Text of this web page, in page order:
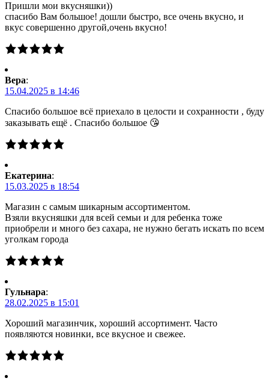
Пришли мои вкусняшки))
спасибо Вам большое! дошли быстро, все очень вкусно, и
вкус совершенно другой,очень вкусно!
Вера:
15.04.2025 в 14:46
Спасибо большое всё приехало в целости и сохранности , буду
заказывать ещё . Спасибо большое 😘
Екатерина:
15.03.2025 в 18:54
Магазин с самым шикарным ассортиментом.
Взяли вкусняшки для всей семьи и для ребенка тоже
приобрели и много без сахара, не нужно бегать искать по всем
уголкам города
Гульнара:
28.02.2025 в 15:01
Хороший магазинчик, хороший ассортимент. Часто
появляются новинки, все вкусное и свежее.